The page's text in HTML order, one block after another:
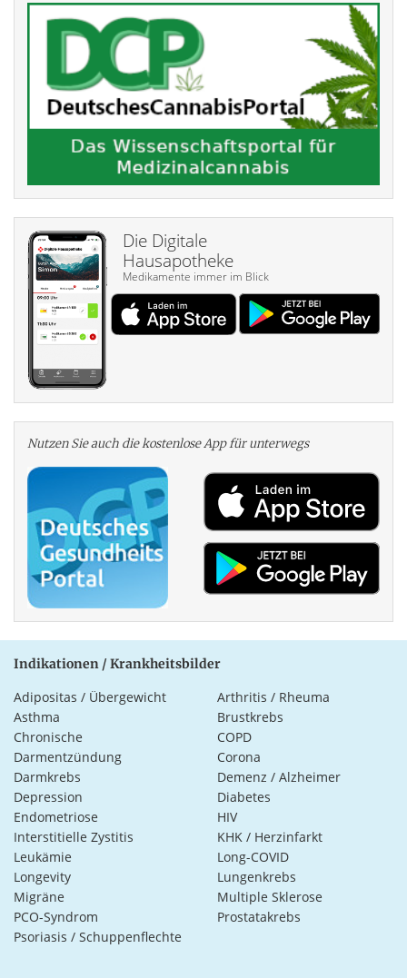
Die Digitale
Hausapotheke
Medikamente immer im Blick
Nutzen Sie auch die kosten­lose App für unterwegs
Indikationen / Krankheitsbilder
Adipositas / Übergewicht
Arthritis / Rheuma
Asthma
Brustkrebs
Chronische
Darmentzündung
COPD
Corona
Darmkrebs
Demenz / Alzheimer
Depression
Diabetes
Endometriose
HIV
Interstitielle Zystitis
KHK / Herzinfarkt
Leukämie
Long-COVID
Longevity
Lungenkrebs
Migräne
Multiple Sklerose
PCO-Syndrom
Prostatakrebs
Psoriasis / Schuppenflechte